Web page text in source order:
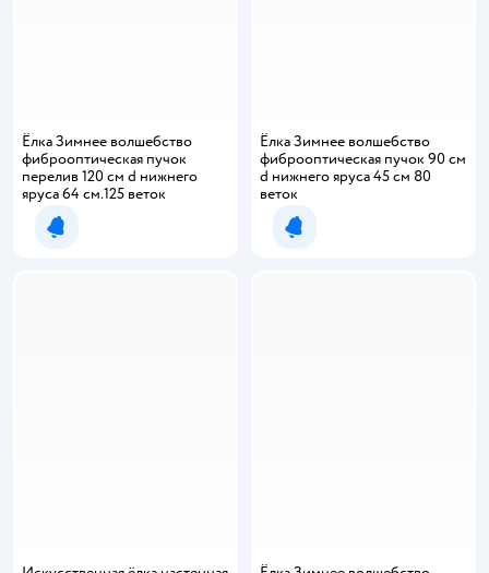
Ёлка Зимнее волшебство
фиброоптическая пучок
перелив 120 см d нижнего
яруса 64 см.125 веток
Уведомить о появлении
Ёлка Зимнее волшебство
фиброоптическая пучок 90 см
d нижнего яруса 45 см 80
веток
Уведомить о появлении